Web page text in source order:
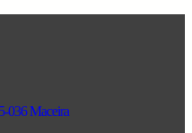
036 Maceira